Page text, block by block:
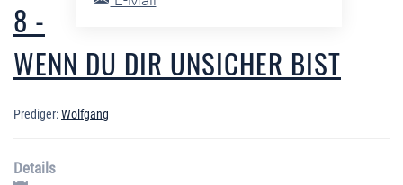
8 -
WENN DU DIR UNSICHER BIST
Prediger:Wolfgang
Details